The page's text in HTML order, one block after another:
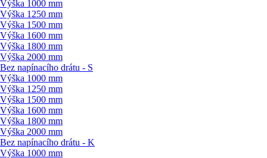
Výška 1000 mm
Výška 1250 mm
Výška 1500 mm
Výška 1600 mm
Výška 1800 mm
Výška 2000 mm
Bez napínacího drátu - S
Výška 1000 mm
Výška 1250 mm
Výška 1500 mm
Výška 1600 mm
Výška 1800 mm
Výška 2000 mm
Bez napínacího drátu - K
Výška 1000 mm